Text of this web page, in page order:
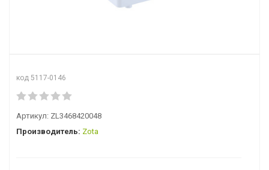
код 5117-0146
Артикул: ZL3468420048
Производитель: Zota